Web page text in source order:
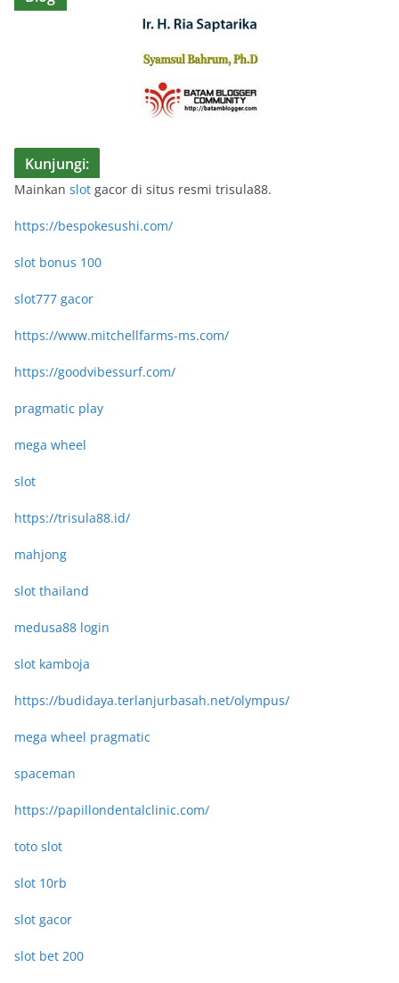
Kunjungi:
Mainkan slot gacor di situs resmi trisula88.
https://bespokesushi.com/
slot bonus 100
slot777 gacor
https://www.mitchellfarms-ms.com/
https://goodvibessurf.com/
pragmatic play
mega wheel
slot
https://trisula88.id/
mahjong
slot thailand
medusa88 login
slot kamboja
https://budidaya.terlanjurbasah.net/olympus/
mega wheel pragmatic
spaceman
https://papillondentalclinic.com/
toto slot
slot 10rb
slot gacor
slot bet 200